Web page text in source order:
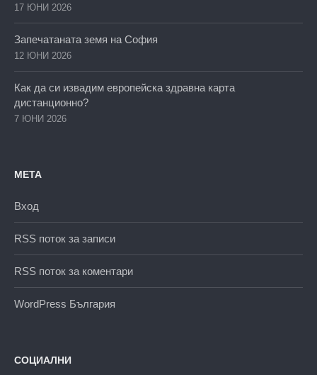
17 ЮНИ 2026
Запечатаната земя на София
12 ЮНИ 2026
Как да си извадим европейска здравна карта
дистанционно?
7 ЮНИ 2026
МЕТА
Вход
RSS поток за записи
RSS поток за коментари
WordPress България
СОЦИАЛНИ